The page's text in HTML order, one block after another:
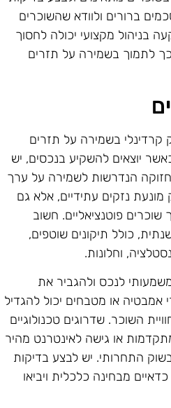
ברורים ולוודא שהשוכרים
בניהול מקצועי יכולה לחסוך
לתמוך בשמירה על תזרים
קרדינלי בשמירה על תזרים
יוצאים להשקיע בנכסים, יש
הנדרשות לשמירה על ערך
נזקים עתידיים, אלא גם
פוטנציאליים. חשוב
כולל תיקונים שוטפים,
וחלונות.
לנכס ולהגביר את
או מטבחים יכול להגדיל
השוכר. שדרוגים טכנולוגיים
או גישה לאינטרנט מהיר
התחרותי. יש לבצע בדיקות
מבחינה כלכלית ויביאו